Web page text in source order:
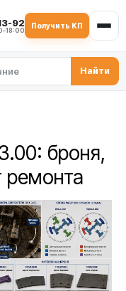
92 Получить КП
Найти
броня,
ремонта